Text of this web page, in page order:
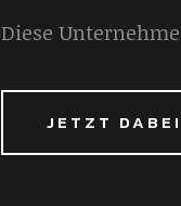
Diese
JETZT